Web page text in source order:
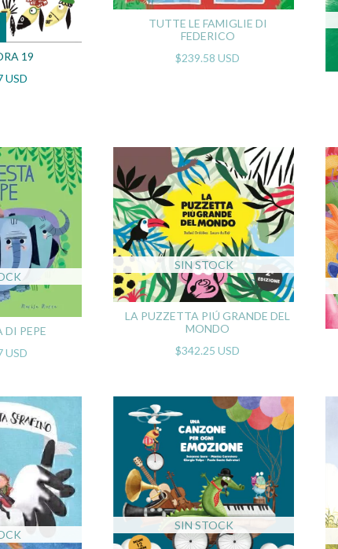
19
USD
TUTTE LE FAMIGLIE DI
FEDERICO
$239.58 USD
DI PEPE
USD
SIN STOCK
LA PUZZETTA PIÚ GRANDE DEL
MONDO
$342.25 USD
SIN STOCK